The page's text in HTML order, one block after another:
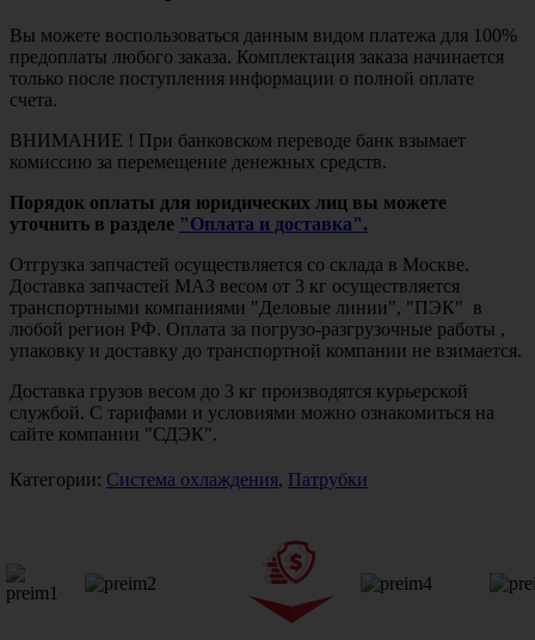
Вы можете воспользоваться данным видом платежа для 100%
предоплаты любого заказа. Комплектация заказа начинается
только после поступления информации о полной оплате
счета.
ВНИМАНИЕ ! При банковском переводе банк взымает
комиссию за перемещение денежных средств.
Порядок оплаты для юридических лиц вы можете
уточнить в разделе "Оплата и доставка".
Отгрузка запчастей осуществляется со склада в Москве.
Доставка запчастей МАЗ весом от 3 кг осуществляется
транспортными компаниями "Деловые линии", "ПЭК" в
любой регион РФ. Оплата за погрузо-разгрузочные работы ,
упаковку и доставку до транспортной компании не взимается.
Доставка грузов весом до 3 кг производятся курьерской
службой. С тарифами и условиями можно ознакомиться на
сайте компании "СДЭК".
Категории: Система охлаждения, Патрубки